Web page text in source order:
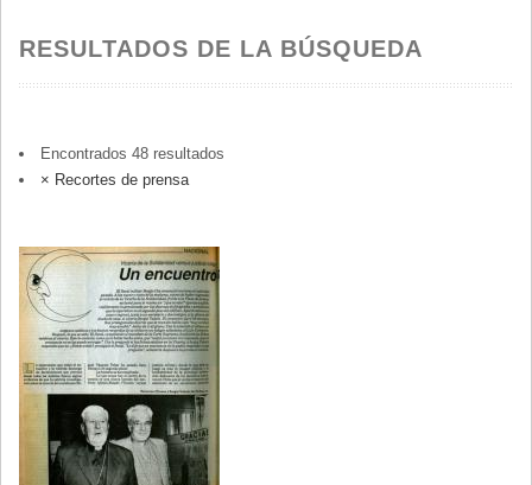
RESULTADOS DE LA BÚSQUEDA
Encontrados 48 resultados
× Recortes de prensa